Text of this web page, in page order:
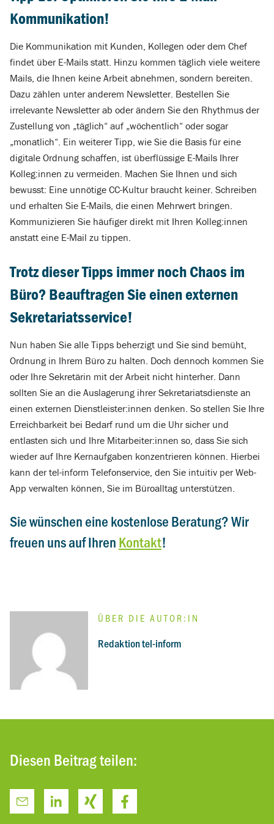
Kommunikation!
Die Kommunikation mit Kunden, Kollegen oder dem Chef
findet über E-Mails statt. Hinzu kommen täglich viele weitere
Mails, die Ihnen keine Arbeit abnehmen, sondern bereiten.
Dazu zählen unter anderem Newsletter. Bestellen Sie
irrelevante Newsletter ab oder ändern Sie den Rhythmus der
Zustellung von „täglich“ auf „wöchentlich“ oder sogar
„monatlich“. Ein weiterer Tipp, wie Sie die Basis für eine
digitale Ordnung schaffen, ist überflüssige E-Mails Ihrer
Kolleg:innen zu vermeiden. Machen Sie Ihnen und sich
bewusst: Eine unnötige CC-Kultur braucht keiner. Schreiben
und erhalten Sie E-Mails, die einen Mehrwert bringen.
Kommunizieren Sie häufiger direkt mit Ihren Kolleg:innen
anstatt eine E-Mail zu tippen.
Trotz dieser Tipps immer noch Chaos im
Büro? Beauftragen Sie einen externen
Sekretariatsservice!
Nun haben Sie alle Tipps beherzigt und Sie sind bemüht,
Ordnung in Ihrem Büro zu halten. Doch dennoch kommen Sie
oder Ihre Sekretärin mit der Arbeit nicht hinterher. Dann
sollten Sie an die Auslagerung ihrer Sekretariatsdienste an
einen externen Dienstleister:innen denken. So stellen Sie Ihre
Erreichbarkeit bei Bedarf rund um die Uhr sicher und
entlasten sich und Ihre Mitarbeiter:innen so, dass Sie sich
wieder auf Ihre Kernaufgaben konzentrieren können. Hierbei
kann der tel-inform Telefonservice, den Sie intuitiv per Web-
App verwalten können, Sie im Büroalltag unterstützen.
Sie wünschen eine kostenlose Beratung? Wir
freuen uns auf IhrenKontakt!
ÜBER DIE AUTOR:IN
:Redaktion tel-inform
Diesen Beitrag teilen: